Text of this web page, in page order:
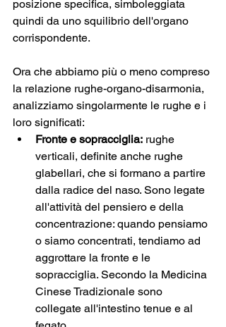
posizione specifica, simboleggiata
quindi da uno squilibrio dell'organo
corrispondente.
Ora che abbiamo più o meno compreso
la relazione rughe-organo-disarmonia,
analizziamo singolarmente le rughe e i
loro significati:
Fronte e sopracciglia: rughe
verticali, definite anche rughe
glabellari, che si formano a partire
dalla radice del naso. Sono legate
all'attività del pensiero e della
concentrazione: quando pensiamo
o siamo concentrati, tendiamo ad
aggrottare la fronte e le
sopracciglia. Secondo la Medicina
Cinese Tradizionale sono
collegate all'intestino tenue e al